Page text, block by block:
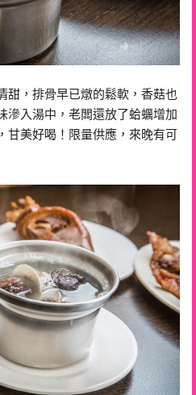
甜，排骨早已燉的鬆軟，香菇也
滲入湯中，老闆還放了蛤蠣增加
甘美好喝！限量供應，來晚有可